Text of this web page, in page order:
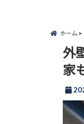
ホーム
外
家